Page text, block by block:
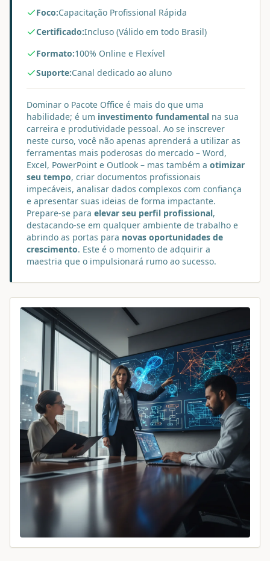
Foco:Capacitação Profissional Rápida
Certificado:Incluso (Válido em todo Brasil)
Formato:100% Online e Flexível
Suporte:Canal dedicado ao aluno
Dominar o Pacote Office é mais do que uma
habilidade; é um investimento fundamental na sua
carreira e produtividade pessoal. Ao se inscrever
neste curso, você não apenas aprenderá a utilizar as
ferramentas mais poderosas do mercado – Word,
Excel, PowerPoint e Outlook – mas também a otimizar
seu tempo, criar documentos profissionais
impecáveis, analisar dados complexos com confiança
e apresentar suas ideias de forma impactante.
Prepare-se para elevar seu perfil profissional,
destacando-se em qualquer ambiente de trabalho e
abrindo as portas para novas oportunidades de
crescimento. Este é o momento de adquirir a
maestria que o impulsionará rumo ao sucesso.